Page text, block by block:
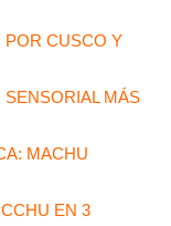
POR CUSCO Y
MÁS
MACHU
EN 3